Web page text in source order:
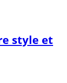
style et